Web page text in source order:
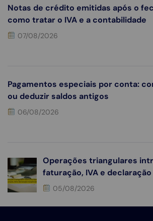
Notas de crédito emitidas após o
como tratar o IVA e a contabilidade
07/08/2026
Pagamentos especiais por conta:
ou deduzir saldos antigos
06/08/2026
Operações triangulares
faturação, IVA e
05/08/2026